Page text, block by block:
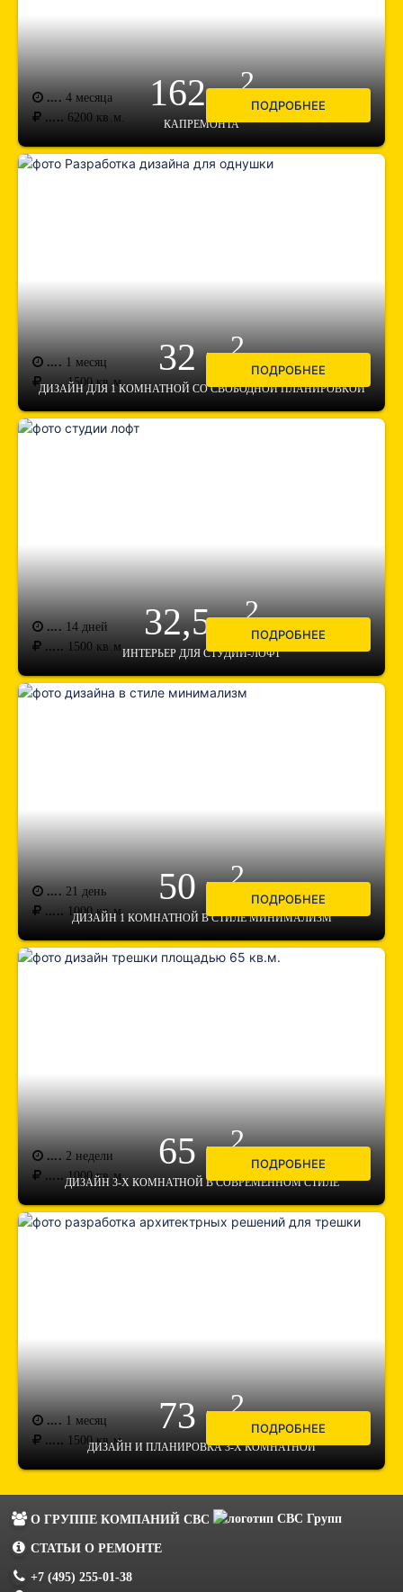
162 м2
КАПРЕМОНТА
.... 4 месяца
..... 6200 кв.м.
ПОДРОБНЕЕ
32 м2
ДИЗАЙН ДЛЯ 1 КОМНАТНОЙ СО СВОБОДНОЙ ПЛАНИРОВКОЙ
.... 1 месяц
..... 1500кв.м.
ПОДРОБНЕЕ
32,5 м2
ИНТЕРЬЕР ДЛЯ СТУДИИ-ЛОФТ
.... 14 дней
..... 1500 кв.м.
ПОДРОБНЕЕ
50 м2
ДИЗАЙН 1 КОМНАТНОЙ В СТИЛЕ МИНИМАЛИЗМ
.... 21 день
..... 1000кв.м.
ПОДРОБНЕЕ
65 м2
ДИЗАЙН 3-Х КОМНАТНОЙ В СОВРЕМЕННОМ СТИЛЕ
.... 2 недели
.....1000кв.м.
ПОДРОБНЕЕ
73 м2
ДИЗАЙН И ПЛАНИРОВКА 3-Х КОМНАТНОЙ
.... 1 месяц
..... 1500кв.м.
ПОДРОБНЕЕ
О ГРУППЕ КОМПАНИЙ СВС
СТАТЬИ О РЕМОНТЕ
+7 (495) 255-01-38